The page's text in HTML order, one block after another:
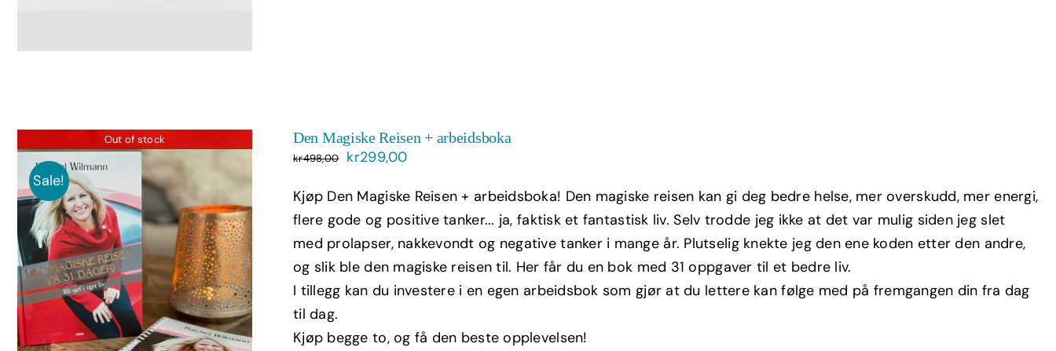
Out of stock
Sale!
Den Magiske Reisen + arbeidsboka
kr498,00
Opprinnelig
var:
kr498,00.
kr299,00Nåværende
er:
kr299,00.
Kjøp Den Magiske Reisen + arbeidsboka! Den magiske reisen kan gi deg bedre helse, mer overskudd, mer energi,
flere gode og positive tanker... ja, faktisk et fantastisk liv. Selv trodde jeg ikke at det var mulig siden jeg slet
med prolapser, nakkevondt og negative tanker i mange år. Plutselig knekte jeg den ene koden etter den andre,
og slik ble den magiske reisen til. Her får du en bok med 31 oppgaver til et bedre liv.
I tillegg kan du investere i en egen arbeidsbok som gjør at du lettere kan følge med på fremgangen din fra dag
til dag.
Kjøp begge to, og få den beste opplevelsen!